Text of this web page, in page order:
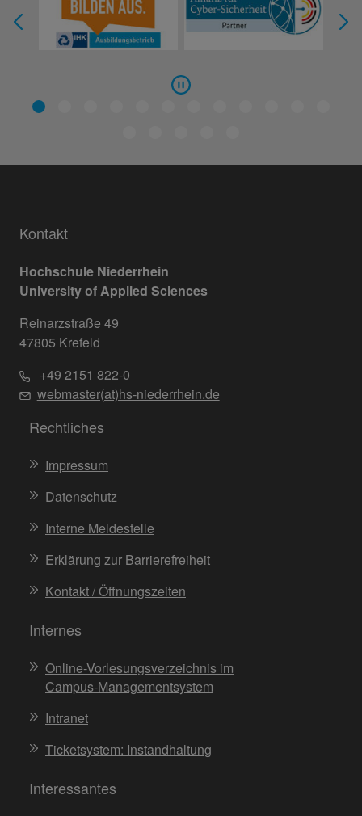
Kontakt
Hochschule Niederrhein
University of Applied Sciences
Reinarzstraße 49
47805 Krefeld
+49 2151 822-0
webmaster(at)hs-niederrhein.de
Rechtliches
Impressum
Datenschutz
Interne Meldestelle
Erklärung zur Barrierefreiheit
Kontakt / Öffnungszeiten
Internes
Online-Vorlesungsverzeichnis im
Campus-Managementsystem
Intranet
Ticketsystem: Instandhaltung
Interessantes